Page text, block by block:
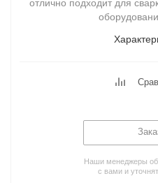
отлично подходит для
Наши менеджеры
с вами и